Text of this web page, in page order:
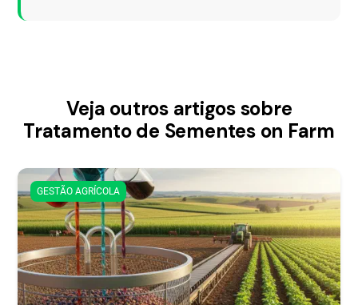
Veja outros artigos sobre
Tratamento de Sementes on Farm
GESTÃO AGRÍCOLA